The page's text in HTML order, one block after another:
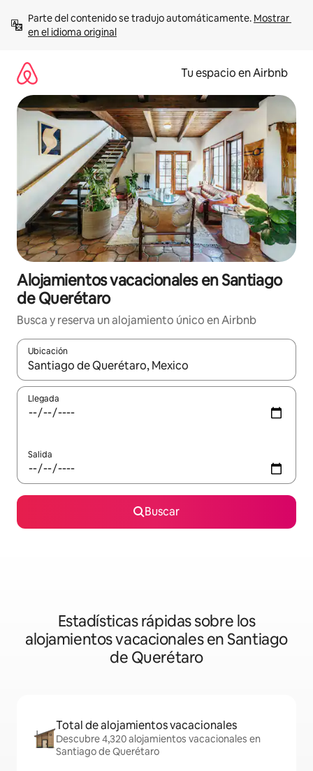
contenido
Parte del contenido se tradujo automáticamente. Mostrar
en el idioma original
Tu espacio en Airbnb
Alojamientos vacacionales en Santiago
de Querétaro
Busca y reserva un alojamiento único en Airbnb
Ubicación
Cuando los resultados estén disponibles, podrás navegar
Llegada
Salida
Buscar
Estadísticas rápidas sobre los
alojamientos vacacionales en Santiago
de Querétaro
Total de alojamientos vacacionales
Descubre 4,320 alojamientos vacacionales en
Santiago de Querétaro